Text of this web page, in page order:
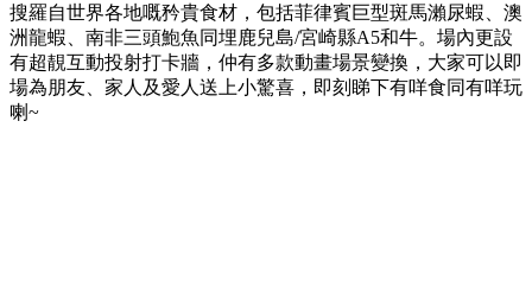
搜羅自世界各地嘅矜貴食材，包括菲律賓巨型斑馬瀨尿蝦、澳
洲龍蝦、南非三頭鮑魚同埋鹿兒島/宮崎縣A5和牛。場內更設
有超靚互動投射打卡牆，仲有多款動畫場景變換，大家可以即
場為朋友、家人及愛人送上小驚喜，即刻睇下有咩食同有咩玩
喇~